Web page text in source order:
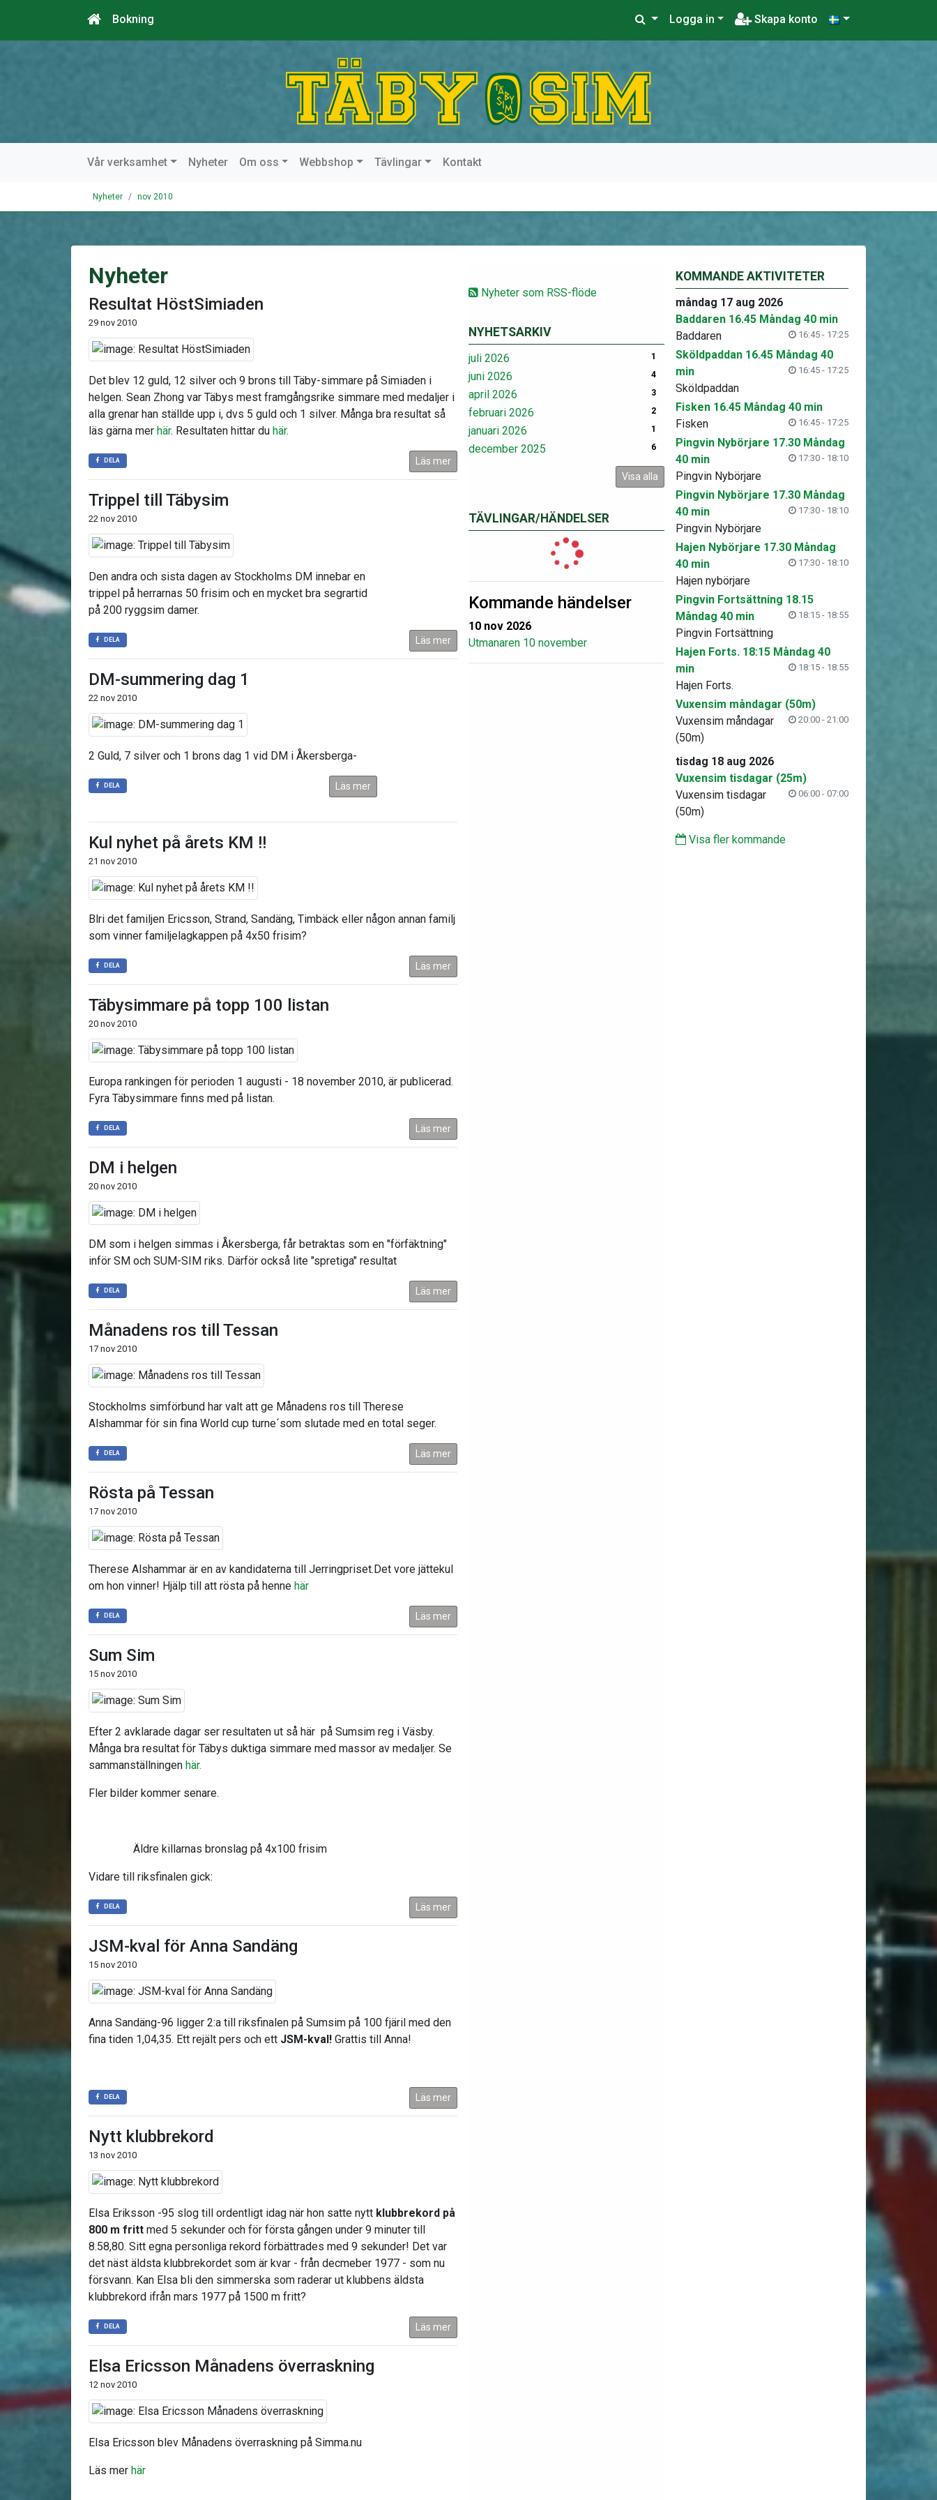
Bokning Logga in Skapa konto
Vår verksamhet Nyheter Om oss Webbshop Tävlingar Kontakt
Nyheter nov 2010
Nyheter som RSS-flöde
NYHETSARKIV
juli 2026 1
juni 2026 4
april 2026 3
februari 2026 2
januari 2026 1
december 2025 6
Visa alla
TÄVLINGAR/HÄNDELSER
Kommande händelser
10 nov 2026
Utmanaren 10 november
Nyheter
Resultat HöstSimiaden
29 nov 2010
Det blev 12 guld, 12 silver och 9 brons till Täby-simmare på Simiaden i
helgen. Sean Zhong var Täbys mest framgångsrike simmare med medaljer i
alla grenar han ställde upp i, dvs 5 guld och 1 silver. Många bra resultat så
läs gärna mer här. Resultaten hittar du här.
DELA Läs mer
Trippel till Täbysim
22 nov 2010
Den andra och sista dagen av Stockholms DM innebar en
trippel på herrarnas 50 frisim och en mycket bra segrartid
på 200 ryggsim damer.
DELA Läs mer
DM-summering dag 1
22 nov 2010
2 Guld, 7 silver och 1 brons dag 1 vid DM i Åkersberga-
DELA Läs mer
Kul nyhet på årets KM !!
21 nov 2010
Blri det familjen Ericsson, Strand, Sandäng, Timbäck eller någon annan familj
som vinner familjelagkappen på 4x50 frisim?
DELA Läs mer
Täbysimmare på topp 100 listan
20 nov 2010
Europa rankingen för perioden 1 augusti - 18 november 2010, är publicerad.
Fyra Täbysimmare finns med på listan.
DELA Läs mer
DM i helgen
20 nov 2010
DM som i helgen simmas i Åkersberga, får betraktas som en "förfäktning"
inför SM och SUM-SIM riks. Därför också lite "spretiga" resultat
DELA Läs mer
Månadens ros till Tessan
17 nov 2010
Stockholms simförbund har valt att ge Månadens ros till Therese
Alshammar för sin fina World cup turne´som slutade med en total seger.
DELA Läs mer
Rösta på Tessan
17 nov 2010
Therese Alshammar är en av kandidaterna till Jerringpriset.Det vore jättekul
om hon vinner! Hjälp till att rösta på henne här
DELA Läs mer
Sum Sim
15 nov 2010
Efter 2 avklarade dagar ser resultaten ut så här på Sumsim reg i Väsby.
Många bra resultat för Täbys duktiga simmare med massor av medaljer. Se
sammanställningen här.
Fler bilder kommer senare.
Äldre killarnas bronslag på 4x100 frisim
Vidare till riksfinalen gick:
DELA Läs mer
JSM-kval för Anna Sandäng
15 nov 2010
Anna Sandäng-96 ligger 2:a till riksfinalen på Sumsim på 100 fjäril med den
fina tiden 1,04,35. Ett rejält pers och ett JSM-kval! Grattis till Anna!
DELA Läs mer
Nytt klubbrekord
13 nov 2010
Elsa Eriksson -95 slog till ordentligt idag när hon satte nytt klubbrekord på
800 m fritt med 5 sekunder och för första gången under 9 minuter till
8.58,80. Sitt egna personliga rekord förbättrades med 9 sekunder! Det var
det näst äldsta klubbrekordet som är kvar - från decmeber 1977 - som nu
försvann. Kan Elsa bli den simmerska som raderar ut klubbens äldsta
klubbrekord ifrån mars 1977 på 1500 m fritt?
DELA Läs mer
Elsa Ericsson Månadens överraskning
12 nov 2010
Elsa Ericsson blev Månadens överraskning på Simma.nu
Läs mer här
KOMMANDE AKTIVITETER
måndag 17 aug 2026
Baddaren 16.45 Måndag 40 min
16:45 - 17:25
Baddaren
Sköldpaddan 16.45 Måndag 40
min
16:45 - 17:25
Sköldpaddan
Fisken 16.45 Måndag 40 min
16:45 - 17:25
Fisken
Pingvin Nybörjare 17.30 Måndag
40 min
17:30 - 18:10
Pingvin Nybörjare
Pingvin Nybörjare 17.30 Måndag
40 min
17:30 - 18:10
Pingvin Nybörjare
Hajen Nybörjare 17.30 Måndag
40 min
17:30 - 18:10
Hajen nybörjare
Pingvin Fortsättning 18.15
Måndag 40 min
18:15 - 18:55
Pingvin Fortsättning
Hajen Forts. 18:15 Måndag 40
min
18:15 - 18:55
Hajen Forts.
Vuxensim måndagar (50m)
20:00 - 21:00
Vuxensim måndagar
(50m)
tisdag 18 aug 2026
Vuxensim tisdagar (25m)
06:00 - 07:00
Vuxensim tisdagar
(50m)
Visa fler kommande